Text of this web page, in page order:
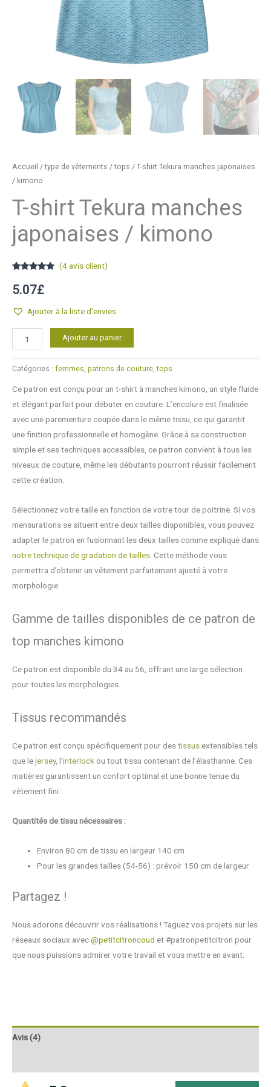
Accueil /type de vêtements /tops / T-shirt Tekura manches japonaises
/ kimono
T-shirt Tekura manches
japonaises / kimono
sur 5
basé sur
client
(4avis client)
5.07£
Ajouter à la liste d'envies
quantité
de
T-
Tekura
manches
japonaises
kimono
Ajouter au panier
Catégories : femmes, patrons de couture,tops
Ce patron est conçu pour un t-shirt à manches kimono, un style fluide
et élégant parfait pour débuter en couture. L’encolure est finalisée
avec une parementure coupée dans le même tissu, ce qui garantit
une finition professionnelle et homogène. Grâce à sa construction
simple et ses techniques accessibles, ce patron convient à tous les
niveaux de couture, même les débutants pourront réussir facilement
cette création.
Sélectionnez votre taille en fonction de votre tour de poitrine. Si vos
mensurations se situent entre deux tailles disponibles, vous pouvez
adapter le patron en fusionnant les deux tailles comme expliqué dans
notre technique de gradation de tailles. Cette méthode vous
permettra d’obtenir un vêtement parfaitement ajusté à votre
morphologie.
Gamme de tailles disponibles de ce patron de
top manches kimono
Ce patron est disponible du 34 au 56, offrant une large sélection
pour toutes les morphologies.
Tissus recommandés
Ce patron est conçu spécifiquement pour destissus extensibles tels
que lejersey, l’interlock ou tout tissu contenant de l’élasthanne. Ces
matières garantissent un confort optimal et une bonne tenue du
vêtement fini.
Quantités de tissu nécessaires :
Environ 80 cm de tissu en largeur 140 cm
Pour les grandes tailles (54-56) : prévoir 150 cm de largeur
Partagez !
Nous adorons découvrir vos réalisations ! Taguez vos projets sur les
réseaux sociaux avec@petitcitroncoud et #patronpetitcitron pour
que nous puissions admirer votre travail et vous mettre en avant.
Avis (4)